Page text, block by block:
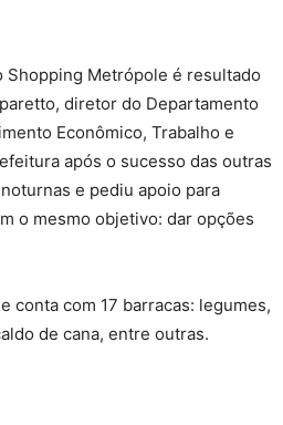
Shopping Metrópole é resultado
diretor do Departamento
Econômico, Trabalho e
após o sucesso das outras
e pediu apoio para
o mesmo objetivo: dar opções
conta com 17 barracas: legumes,
de cana, entre outras.